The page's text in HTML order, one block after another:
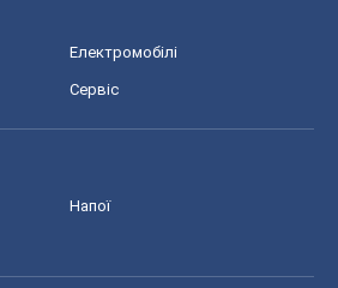
Електромобілі
Сервіс
Напої